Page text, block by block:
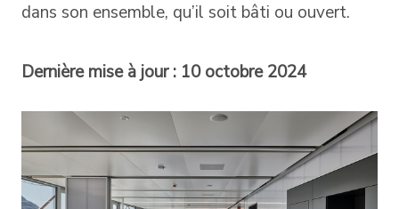
dans son ensemble, qu’il soit bâti ou ouvert.
Dernière mise à jour : 10 octobre 2024